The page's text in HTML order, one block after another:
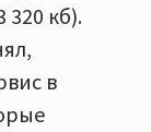
кб).
в